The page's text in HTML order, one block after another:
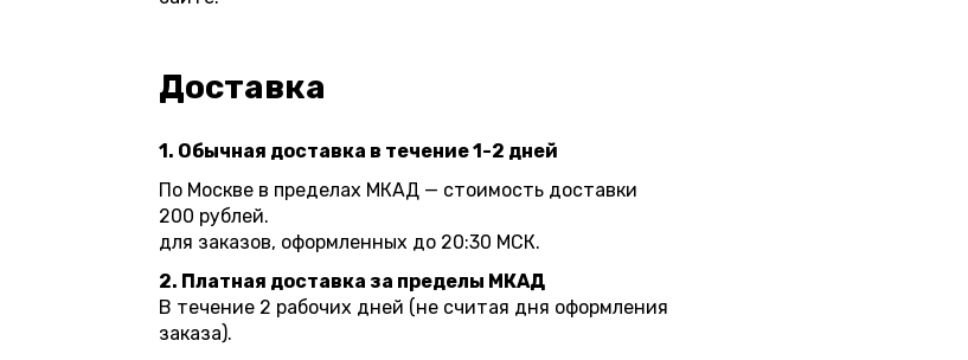
Доставка
1. Обычная доставка в течение 1-2 дней
По Москве в пределах МКАД — стоимость доставки
200 рублей.
для заказов, оформленных до 20:30 МСК.
2. Платная доставка за пределы МКАД
В течение 2 рабочих дней (не считая дня оформления
заказа).